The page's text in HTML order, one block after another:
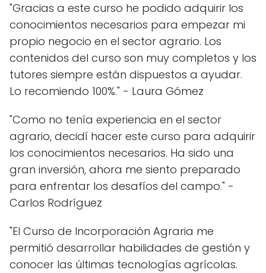
"Gracias a este curso he podido adquirir los
conocimientos necesarios para empezar mi
propio negocio en el sector agrario. Los
contenidos del curso son muy completos y los
tutores siempre están dispuestos a ayudar.
Lo recomiendo 100%." - Laura Gómez
"Como no tenía experiencia en el sector
agrario, decidí hacer este curso para adquirir
los conocimientos necesarios. Ha sido una
gran inversión, ahora me siento preparado
para enfrentar los desafíos del campo." -
Carlos Rodríguez
"El Curso de Incorporación Agraria me
permitió desarrollar habilidades de gestión y
conocer las últimas tecnologías agrícolas.